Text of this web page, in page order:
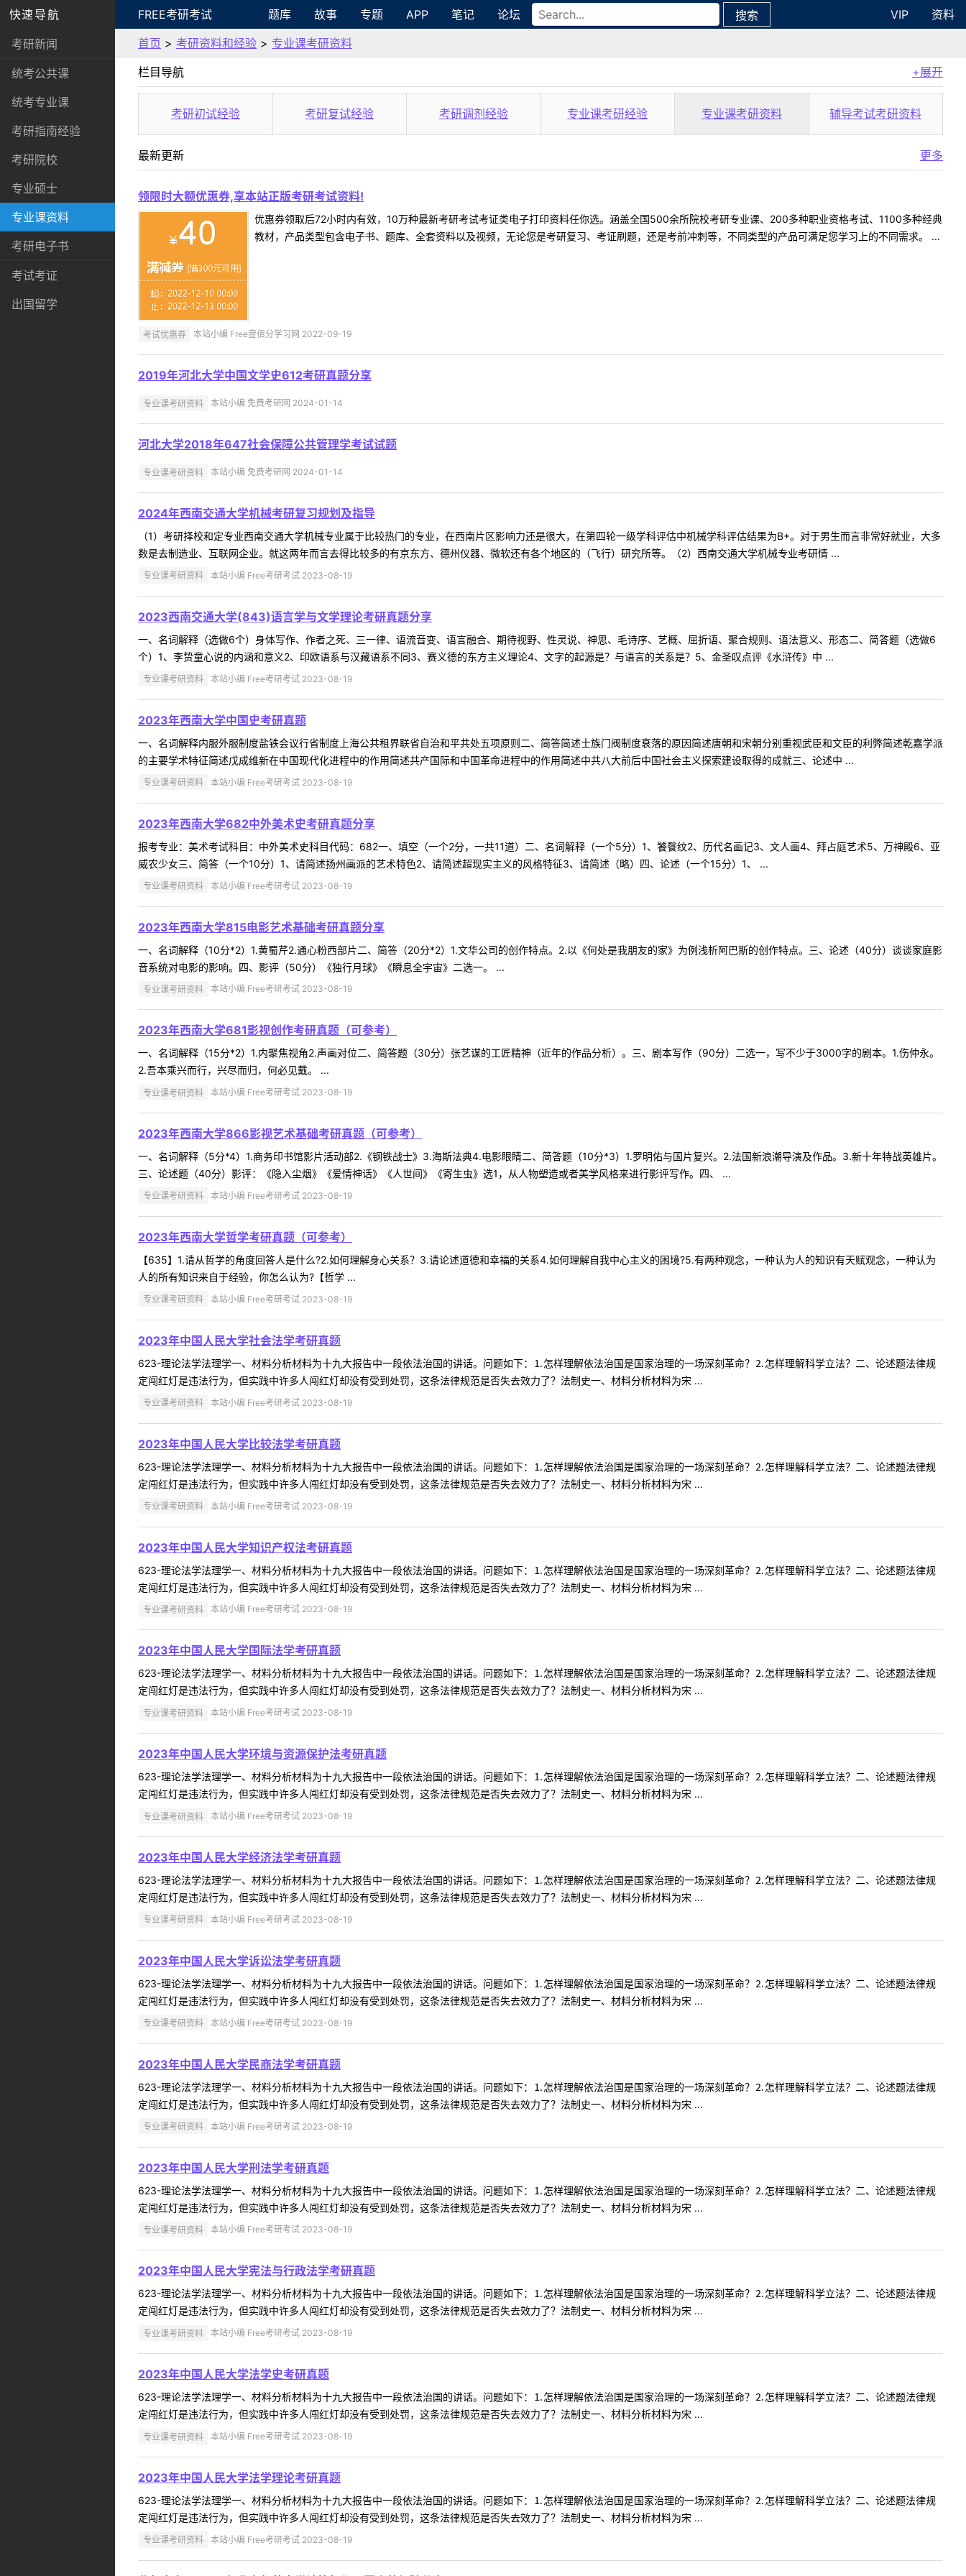
快速导航
考研新闻
统考公共课
统考专业课
考研指南经验
考研院校
专业硕士
专业课资料
考研电子书
考试考证
出国留学
FREE考研考试 题库 故事 专题 APP 笔记 论坛 搜索 VIP
资料
首页 > 考研资料和经验 > 专业课考研资料
栏目导航
+展开
考研初试经验 考研复试经验 考研调剂经验 专业课考研经验 专业课考研资料 辅导考试考研资料
最新更新 更多
领限时大额优惠券,享本站正版考研考试资料!
优惠券领取后72小时内有效，10万种最新考研考试考证类电子打印资料任你选。涵盖全国500余所院校考研专业课、200多种职业资格考试、1100多种经典
教材，产品类型包含电子书、题库、全套资料以及视频，无论您是考研复习、考证刷题，还是考前冲刺等，不同类型的产品可满足您学习上的不同需求。 ...
考试优惠券 本站小编 Free壹佰分学习网 2022-09-19
2019年河北大学中国文学史612考研真题分享
专业课考研资料 本站小编 免费考研网 2024-01-14
河北大学2018年647社会保障公共管理学考试试题
专业课考研资料 本站小编 免费考研网 2024-01-14
2024年西南交通大学机械考研复习规划及指导
（1）考研择校和定专业西南交通大学机械专业属于比较热门的专业，在西南片区影响力还是很大，在第四轮一级学科评估中机械学科评估结果为B+。对于男生而言非常好就业，大多
数是去制造业、互联网企业。就这两年而言去得比较多的有京东方、德州仪器、微软还有各个地区的（飞行）研究所等。（2）西南交通大学机械专业考研情 ...
专业课考研资料 本站小编 Free考研考试 2023-08-19
2023西南交通大学(843)语言学与文学理论考研真题分享
一、名词解释（选做6个）身体写作、作者之死、三一律、语流音变、语言融合、期待视野、性灵说、神思、毛诗序、艺概、屈折语、聚合规则、语法意义、形态二、简答题（选做6
个）1、李贽童心说的内涵和意义2、印欧语系与汉藏语系不同3、赛义德的东方主义理论4、文字的起源是？与语言的关系是？5、金圣叹点评《水浒传》中 ...
专业课考研资料 本站小编 Free考研考试 2023-08-19
2023年西南大学中国史考研真题
一、名词解释内服外服制度盐铁会议行省制度上海公共租界联省自治和平共处五项原则二、简答简述士族门阀制度衰落的原因简述唐朝和宋朝分别重视武臣和文臣的利弊简述乾嘉学派
的主要学术特征简述戊成维新在中国现代化进程中的作用简述共产国际和中国革命进程中的作用简述中共八大前后中国社会主义探索建设取得的成就三、论述中 ...
专业课考研资料 本站小编 Free考研考试 2023-08-19
2023年西南大学682中外美术史考研真题分享
报考专业：美术考试科目：中外美术史科目代码：682一、填空（一个2分，一共11道）二、名词解释（一个5分）1、饕餮纹2、历代名画记3、文人画4、拜占庭艺术5、万神殿6、亚
威农少女三、简答（一个10分）1、请简述扬州画派的艺术特色2、请简述超现实主义的风格特征3、请简述（略）四、论述（一个15分）1、 ...
专业课考研资料 本站小编 Free考研考试 2023-08-19
2023年西南大学815电影艺术基础考研真题分享
一、名词解释（10分*2）1.黄蜀芹2.通心粉西部片二、简答（20分*2）1.文华公司的创作特点。2.以《何处是我朋友的家》为例浅析阿巴斯的创作特点。三、论述（40分）谈谈家庭影
音系统对电影的影响。四、影评（50分）《独行月球》《瞬息全宇宙》二选一。 ...
专业课考研资料 本站小编 Free考研考试 2023-08-19
2023年西南大学681影视创作考研真题（可参考）
一、名词解释（15分*2）1.内聚焦视角2.声画对位二、简答题（30分）张艺谋的工匠精神（近年的作品分析）。三、剧本写作（90分）二选一，写不少于3000字的剧本。1.伤仲永。
2.吾本乘兴而行，兴尽而归，何必见戴。 ...
专业课考研资料 本站小编 Free考研考试 2023-08-19
2023年西南大学866影视艺术基础考研真题（可参考）
一、名词解释（5分*4）1.商务印书馆影片活动部2.《钢铁战士》3.海斯法典4.电影眼睛二、简答题（10分*3）1.罗明佑与国片复兴。2.法国新浪潮导演及作品。3.新十年特战英雄片。
三、论述题（40分）影评：《隐入尘烟》《爱情神话》《人世间》《寄生虫》选1，从人物塑造或者美学风格来进行影评写作。四、 ...
专业课考研资料 本站小编 Free考研考试 2023-08-19
2023年西南大学哲学考研真题（可参考）
【635】1.请从哲学的角度回答人是什么?2.如何理解身心关系？3.请论述道德和幸福的关系4.如何理解自我中心主义的困境?5.有两种观念，一种认为人的知识有天赋观念，一种认为
人的所有知识来自于经验，你怎么认为?【哲学 ...
专业课考研资料 本站小编 Free考研考试 2023-08-19
2023年中国人民大学社会法学考研真题
623-理论法学法理学一、材料分析材料为十九大报告中一段依法治国的讲话。问题如下：⒈怎样理解依法治国是国家治理的一场深刻革命？⒉怎样理解科学立法？二、论述题法律规
定闯红灯是违法行为，但实践中许多人闯红灯却没有受到处罚，这条法律规范是否失去效力了？法制史一、材料分析材料为宋 ...
专业课考研资料 本站小编 Free考研考试 2023-08-19
2023年中国人民大学比较法学考研真题
623-理论法学法理学一、材料分析材料为十九大报告中一段依法治国的讲话。问题如下：⒈怎样理解依法治国是国家治理的一场深刻革命？⒉怎样理解科学立法？二、论述题法律规
定闯红灯是违法行为，但实践中许多人闯红灯却没有受到处罚，这条法律规范是否失去效力了？法制史一、材料分析材料为宋 ...
专业课考研资料 本站小编 Free考研考试 2023-08-19
2023年中国人民大学知识产权法考研真题
623-理论法学法理学一、材料分析材料为十九大报告中一段依法治国的讲话。问题如下：⒈怎样理解依法治国是国家治理的一场深刻革命？⒉怎样理解科学立法？二、论述题法律规
定闯红灯是违法行为，但实践中许多人闯红灯却没有受到处罚，这条法律规范是否失去效力了？法制史一、材料分析材料为宋 ...
专业课考研资料 本站小编 Free考研考试 2023-08-19
2023年中国人民大学国际法学考研真题
623-理论法学法理学一、材料分析材料为十九大报告中一段依法治国的讲话。问题如下：⒈怎样理解依法治国是国家治理的一场深刻革命？⒉怎样理解科学立法？二、论述题法律规
定闯红灯是违法行为，但实践中许多人闯红灯却没有受到处罚，这条法律规范是否失去效力了？法制史一、材料分析材料为宋 ...
专业课考研资料 本站小编 Free考研考试 2023-08-19
2023年中国人民大学环境与资源保护法考研真题
623-理论法学法理学一、材料分析材料为十九大报告中一段依法治国的讲话。问题如下：⒈怎样理解依法治国是国家治理的一场深刻革命？⒉怎样理解科学立法？二、论述题法律规
定闯红灯是违法行为，但实践中许多人闯红灯却没有受到处罚，这条法律规范是否失去效力了？法制史一、材料分析材料为宋 ...
专业课考研资料 本站小编 Free考研考试 2023-08-19
2023年中国人民大学经济法学考研真题
623-理论法学法理学一、材料分析材料为十九大报告中一段依法治国的讲话。问题如下：⒈怎样理解依法治国是国家治理的一场深刻革命？⒉怎样理解科学立法？二、论述题法律规
定闯红灯是违法行为，但实践中许多人闯红灯却没有受到处罚，这条法律规范是否失去效力了？法制史一、材料分析材料为宋 ...
专业课考研资料 本站小编 Free考研考试 2023-08-19
2023年中国人民大学诉讼法学考研真题
623-理论法学法理学一、材料分析材料为十九大报告中一段依法治国的讲话。问题如下：⒈怎样理解依法治国是国家治理的一场深刻革命？⒉怎样理解科学立法？二、论述题法律规
定闯红灯是违法行为，但实践中许多人闯红灯却没有受到处罚，这条法律规范是否失去效力了？法制史一、材料分析材料为宋 ...
专业课考研资料 本站小编 Free考研考试 2023-08-19
2023年中国人民大学民商法学考研真题
623-理论法学法理学一、材料分析材料为十九大报告中一段依法治国的讲话。问题如下：⒈怎样理解依法治国是国家治理的一场深刻革命？⒉怎样理解科学立法？二、论述题法律规
定闯红灯是违法行为，但实践中许多人闯红灯却没有受到处罚，这条法律规范是否失去效力了？法制史一、材料分析材料为宋 ...
专业课考研资料 本站小编 Free考研考试 2023-08-19
2023年中国人民大学刑法学考研真题
623-理论法学法理学一、材料分析材料为十九大报告中一段依法治国的讲话。问题如下：⒈怎样理解依法治国是国家治理的一场深刻革命？⒉怎样理解科学立法？二、论述题法律规
定闯红灯是违法行为，但实践中许多人闯红灯却没有受到处罚，这条法律规范是否失去效力了？法制史一、材料分析材料为宋 ...
专业课考研资料 本站小编 Free考研考试 2023-08-19
2023年中国人民大学宪法与行政法学考研真题
623-理论法学法理学一、材料分析材料为十九大报告中一段依法治国的讲话。问题如下：⒈怎样理解依法治国是国家治理的一场深刻革命？⒉怎样理解科学立法？二、论述题法律规
定闯红灯是违法行为，但实践中许多人闯红灯却没有受到处罚，这条法律规范是否失去效力了？法制史一、材料分析材料为宋 ...
专业课考研资料 本站小编 Free考研考试 2023-08-19
2023年中国人民大学法学史考研真题
623-理论法学法理学一、材料分析材料为十九大报告中一段依法治国的讲话。问题如下：⒈怎样理解依法治国是国家治理的一场深刻革命？⒉怎样理解科学立法？二、论述题法律规
定闯红灯是违法行为，但实践中许多人闯红灯却没有受到处罚，这条法律规范是否失去效力了？法制史一、材料分析材料为宋 ...
专业课考研资料 本站小编 Free考研考试 2023-08-19
2023年中国人民大学法学理论考研真题
623-理论法学法理学一、材料分析材料为十九大报告中一段依法治国的讲话。问题如下：⒈怎样理解依法治国是国家治理的一场深刻革命？⒉怎样理解科学立法？二、论述题法律规
定闯红灯是违法行为，但实践中许多人闯红灯却没有受到处罚，这条法律规范是否失去效力了？法制史一、材料分析材料为宋 ...
专业课考研资料 本站小编 Free考研考试 2023-08-19